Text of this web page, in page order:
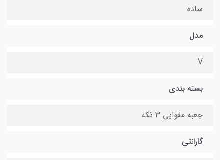
ساده
مدل
V
بسته بندی
جعبه مقوایی ۳ تکه
گارانتی